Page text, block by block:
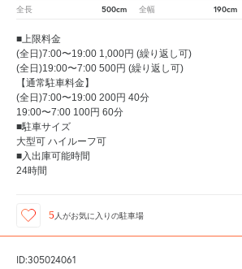
全長 500cm 全幅 190cm
■上限料金
(全日)7:00〜19:00 1,000円 (繰り返し可)
(全日)19:00〜7:00 500円 (繰り返し可)
【通常駐車料金】
(全日)7:00〜19:00 200円 40分
19:00〜7:00 100円 60分
■駐車サイズ
大型可 ハイルーフ可
■入出庫可能時間
24時間
5 人がお気に入りの駐車場
ID:305024061